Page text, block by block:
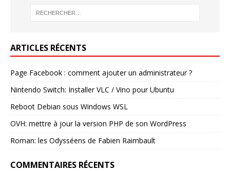
ARTICLES RÉCENTS
Page Facebook : comment ajouter un administrateur ?
Nintendo Switch: Installer VLC / Vino pour Ubuntu
Reboot Debian sous Windows WSL
OVH: mettre à jour la version PHP de son WordPress
Roman: les Odysséens de Fabien Raimbault
COMMENTAIRES RÉCENTS